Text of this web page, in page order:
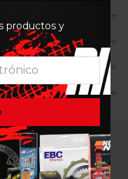
productos y